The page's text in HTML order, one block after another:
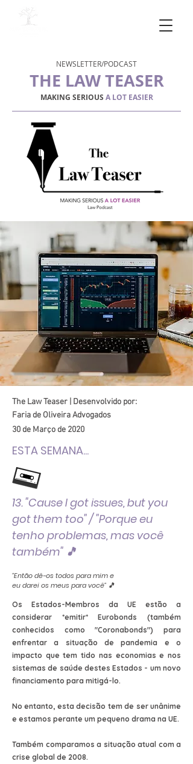
NEWSLETTER/PODCAST
THE LAW TEASER
MAKING SERIOUS A LOT EASIER
The Law Teaser | Desenvolvido por:
Faria de Oliveira Advogados
30 de Março de 2020
ESTA SEMANA...
13. "Cause I got issues, but you
got them too" / "Porque eu
tenho problemas, mas você
também" 🎵
"Então dê-os todos para mim e
eu darei os meus para você" 🎵
Os Estados-Membros da UE estão a
considerar *emitir* Eurobonds (também
conhecidos como "Coronabonds") para
enfrentar a situação de pandemia e o
impacto que tem tido nas economias e nos
sistemas de saúde destes Estados - um novo
financiamento para mitigá-lo.
No entanto, esta decisão tem de ser unânime
e estamos perante um pequeno drama na UE.
Também comparamos a situação atual com a
crise global de 2008.